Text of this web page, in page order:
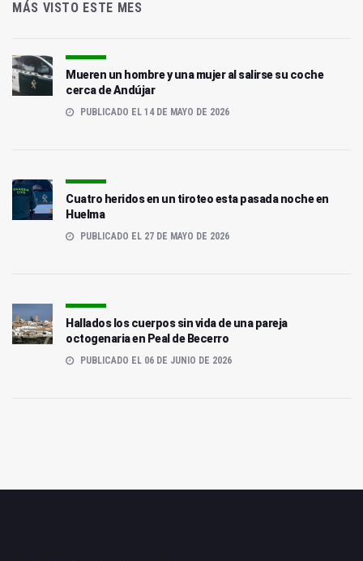
MÁS VISTO ESTE MES
Mueren un hombre y una mujer al salirse su coche
cerca de Andújar
PUBLICADO EL 14 DE MAYO DE 2026
Cuatro heridos en un tiroteo esta pasada noche en
Huelma
PUBLICADO EL 27 DE MAYO DE 2026
Hallados los cuerpos sin vida de una pareja
octogenaria en Peal de Becerro
PUBLICADO EL 06 DE JUNIO DE 2026